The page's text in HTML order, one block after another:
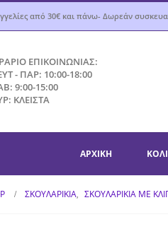
από 30€ και πάνω- Δωρεάν
ΕΠΙΚΟΙΝΩΝΙΑΣ:
- ΠΑΡ: 10:00-18:00
9:00-15:00
ΚΛΕΙΣΤΑ
ΑΡΧΙΚΉ
ΣΚΟΥΛΑΡΊΚΙΑ, ΣΚΟΥΛΑΡΊΚΙΑ ΜΕ